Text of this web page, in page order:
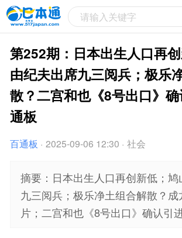
请输入关键字
第252期：日本出生人口再
由纪夫出席九三阅兵；极乐
散？二宫和也《8号出口》
通板
百通板 · 2025-09-06 12:30 · 社会
摘要：日本出生人口再创新低；
九三阅兵；极乐净土组合解散？
片；二宫和也《8号出口》确认引